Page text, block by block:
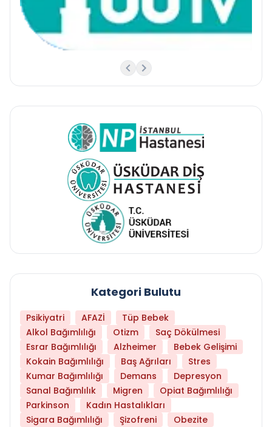
Kategori Bulutu
Psikiyatri AFAZİ
Tüp Bebek
Alkol Bağımlılığı
Otizm
Saç Dökülmesi
Esrar Bağımlılığı
Alzheimer
Bebek Gelişimi
Kokain Bağımlılığı
Baş Ağrıları
Stres
Kumar Bağımlılığı
Demans
Depresyon
Sanal Bağımlılık
Migren
Opiat Bağımlılığı
Parkinson
Kadın Hastalıkları
Sigara Bağımlılığı
Şizofreni Obezite